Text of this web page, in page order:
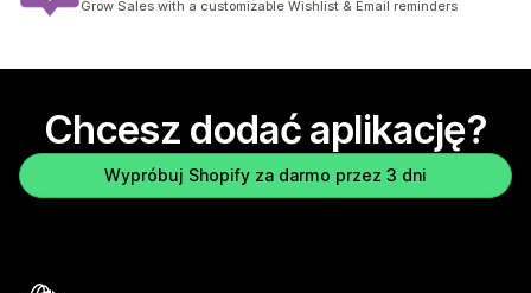
Grow Sales with a customizable Wishlist & Email reminders
Chcesz dodać aplikację?
Wypróbuj Shopify za darmo przez 3 dni